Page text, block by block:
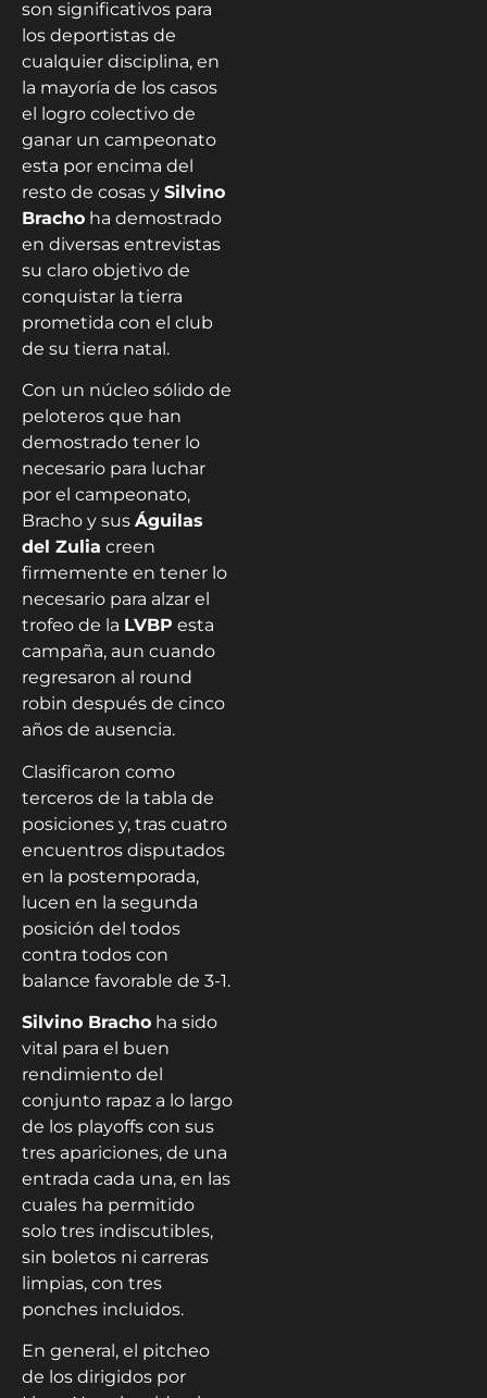
son significativos para
los deportistas de
cualquier disciplina, en
la mayoría de los casos
el logro colectivo de
ganar un campeonato
esta por encima del
resto de cosas y Silvino
Bracho ha demostrado
en diversas entrevistas
su claro objetivo de
conquistar la tierra
prometida con el club
de su tierra natal.
Con un núcleo sólido de
peloteros que han
demostrado tener lo
necesario para luchar
por el campeonato,
Bracho y sus Águilas
del Zulia creen
firmemente en tener lo
necesario para alzar el
trofeo de la LVBP esta
campaña, aun cuando
regresaron al round
robin después de cinco
años de ausencia.
Clasificaron como
terceros de la tabla de
posiciones y, tras cuatro
encuentros disputados
en la postemporada,
lucen en la segunda
posición del todos
contra todos con
balance favorable de 3-1.
Silvino Bracho ha sido
vital para el buen
rendimiento del
conjunto rapaz a lo largo
de los playoffs con sus
tres apariciones, de una
entrada cada una, en las
cuales ha permitido
solo tres indiscutibles,
sin boletos ni carreras
limpias, con tres
ponches incluidos.
En general, el pitcheo
de los dirigidos por